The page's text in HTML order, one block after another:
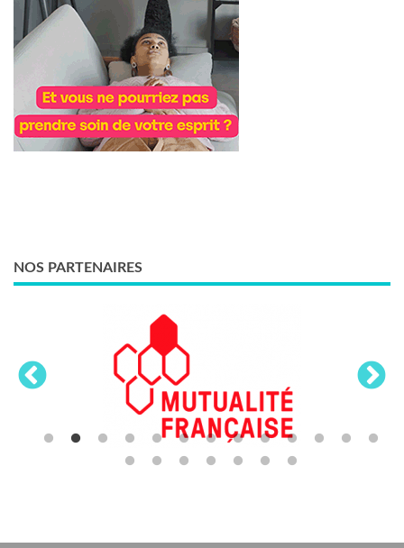
NOS PARTENAIRES